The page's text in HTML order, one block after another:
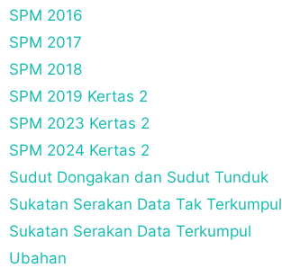
SPM 2016
SPM 2017
SPM 2018
SPM 2019 Kertas 2
SPM 2023 Kertas 2
SPM 2024 Kertas 2
Sudut Dongakan dan Sudut Tunduk
Sukatan Serakan Data Tak Terkumpul
Sukatan Serakan Data Terkumpul
Ubahan